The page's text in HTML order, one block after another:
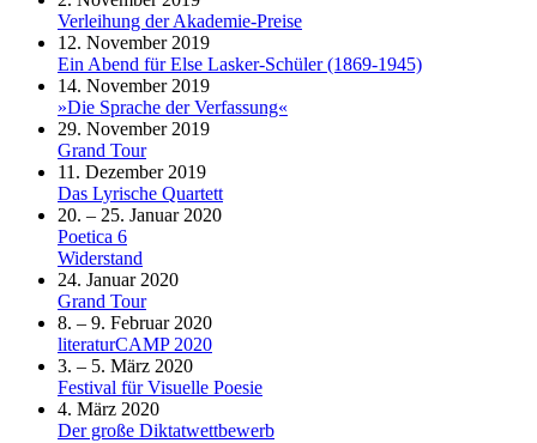
Verleihung der Akademie-Preise
12. November 2019
Ein Abend für Else Lasker-Schüler (1869-1945)
14. November 2019
»Die Sprache der Verfassung«
29. November 2019
Grand Tour
11. Dezember 2019
Das Lyrische Quartett
20. – 25. Januar 2020
Poetica 6
Widerstand
24. Januar 2020
Grand Tour
8. – 9. Februar 2020
literaturCAMP 2020
3. – 5. März 2020
Festival für Visuelle Poesie
4. März 2020
Der große Diktatwettbewerb